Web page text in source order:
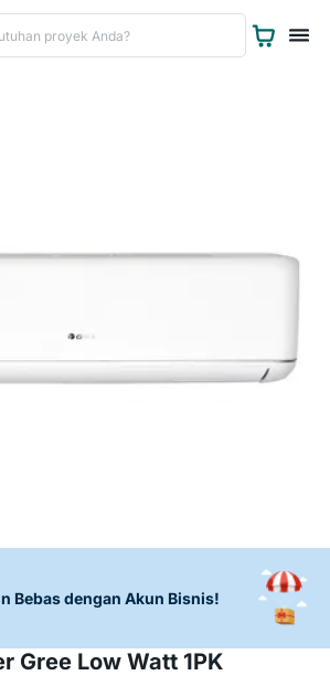
Bebas dengan Akun Bisnis!
Gree Low Watt 1PK